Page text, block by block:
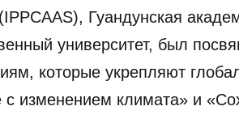
Гуандунская
университет, был
которые укрепляют
изменением климата» и